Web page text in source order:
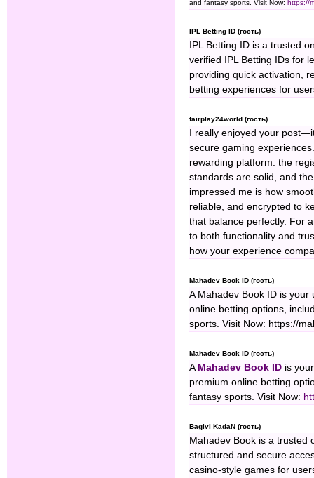
and fantasy sports. Visit Now: https://
IPL Betting ID (гость)
IPL Betting ID is a trusted
verified IPL Betting IDs for
providing quick activation,
betting experiences for
fairplay24world (гость)
I really enjoyed your
secure gaming
rewarding platform: the
standards are solid, and
impressed me is how
reliable, and encrypted to
that balance perfectly. For
to both functionality and
how your experience
Mahadev Book ID (гость)
A Mahadev Book ID is
online betting options,
sports. Visit Now: https://
Mahadev Book ID (гость)
A Mahadev Book ID is
premium online betting
fantasy sports. Visit Now:
BagivI KadaN (гость)
Mahadev Book is a trusted
structured and secure
casino-style games for